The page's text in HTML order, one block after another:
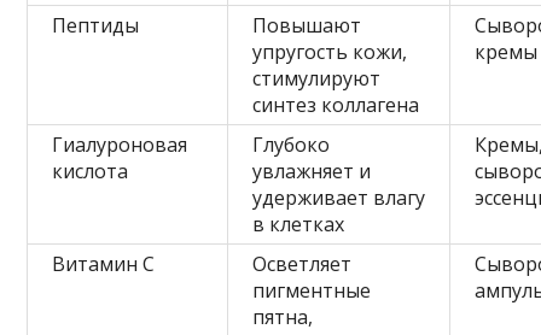
Пептиды
Повышают
упругость кожи,
стимулируют
синтез коллагена
кремы
Гиалуроновая
кислота
Глубоко
увлажняет и
удерживает влагу
в клетках
Витамин С
Осветляет
пигментные
пятна,